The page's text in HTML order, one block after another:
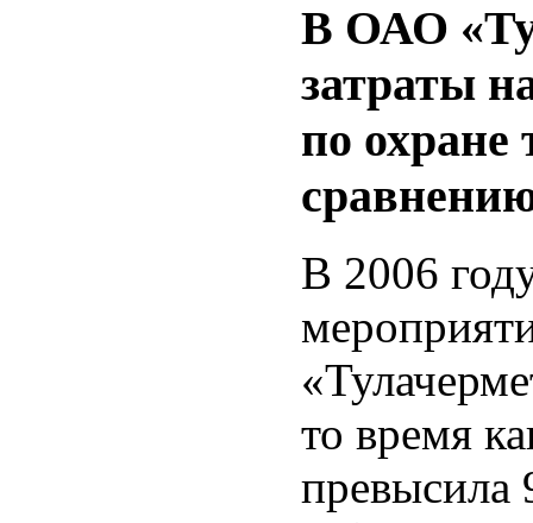
В ОАО
затраты
по охране
В 2006
то время
превысила